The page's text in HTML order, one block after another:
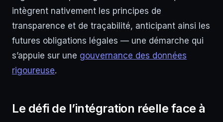
intègrent nativement les principes de
transparence et de traçabilité, anticipant ainsi les
futures obligations légales — une démarche qui
s’appuie sur une gouvernance des données
rigoureuse.
Le défi de l’intégration réelle face à